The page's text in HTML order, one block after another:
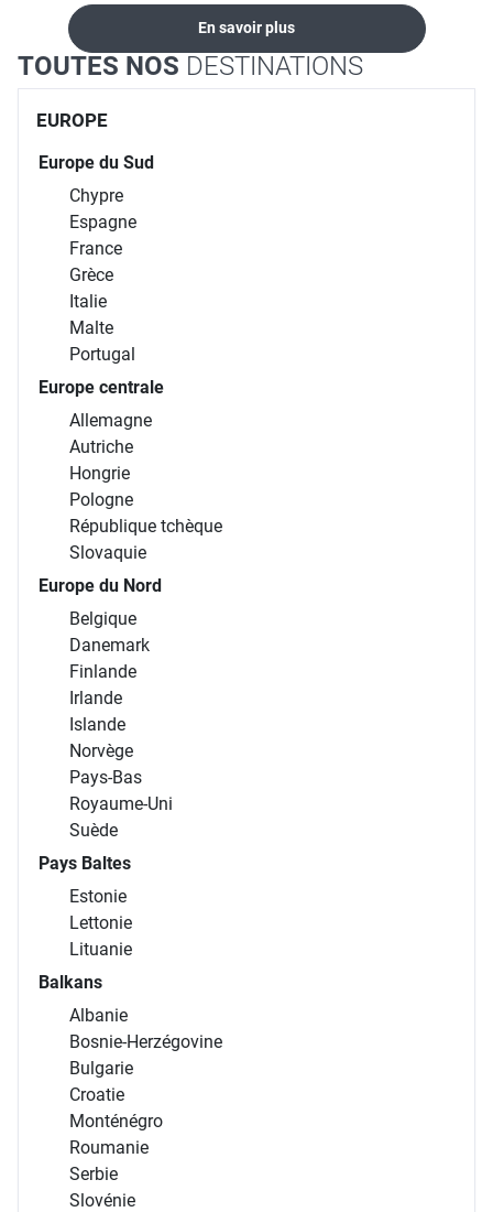
En savoir plus
TOUTES NOS DESTINATIONS
EUROPE
Europe du Sud
Chypre
Espagne
France
Grèce
Italie
Malte
Portugal
Europe centrale
Allemagne
Autriche
Hongrie
Pologne
République tchèque
Slovaquie
Europe du Nord
Belgique
Danemark
Finlande
Irlande
Islande
Norvège
Pays-Bas
Royaume-Uni
Suède
Pays Baltes
Estonie
Lettonie
Lituanie
Balkans
Albanie
Bosnie-Herzégovine
Bulgarie
Croatie
Monténégro
Roumanie
Serbie
Slovénie